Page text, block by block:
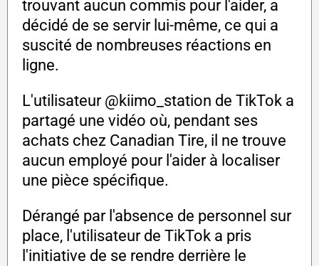
trouvant aucun commis pour l'aider, a
décidé de se servir lui-même, ce qui a
suscité de nombreuses réactions en
ligne.
L'utilisateur @kiimo_station de TikTok a
partagé une vidéo où, pendant ses
achats chez Canadian Tire, il ne trouve
aucun employé pour l'aider à localiser
une pièce spécifique.
Dérangé par l'absence de personnel sur
place, l'utilisateur de TikTok a pris
l'initiative de se rendre derrière le